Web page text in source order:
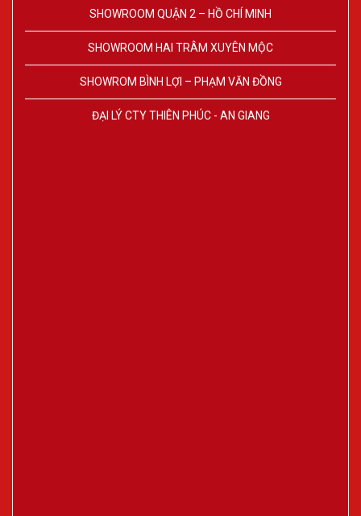
SHOWROOM QUẬN 2 – HỒ CHÍ MINH
SHOWROOM HAI TRÂM XUYÊN MỘC
SHOWROM BÌNH LỢI – PHẠM VĂN ĐỒNG
ĐẠI LÝ CTY THIÊN PHÚC - AN GIANG